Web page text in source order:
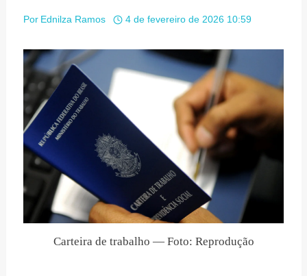
Por Ednilza Ramos 4 de fevereiro de 2026 10:59
Carteira de trabalho — Foto: Reprodução